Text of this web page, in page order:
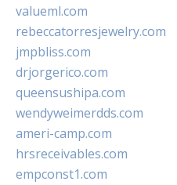
valueml.com
rebeccatorresjewelry.com
jmpbliss.com
drjorgerico.com
queensushipa.com
wendyweimerdds.com
ameri-camp.com
hrsreceivables.com
empconst1.com